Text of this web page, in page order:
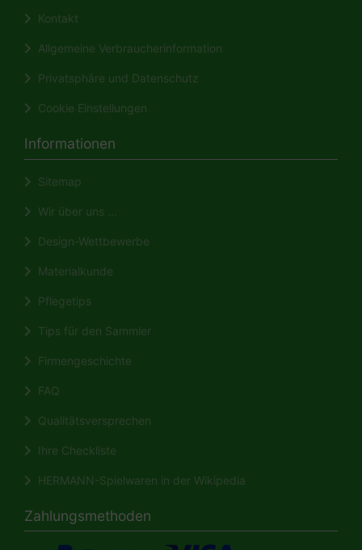
Kontakt
Allgemeine Verbraucherinformation
Privatsphäre und Datenschutz
Cookie Einstellungen
Informationen
Sitemap
Wir über uns ...
Design-Wettbewerbe
Materialkunde
Pflegetips
Tips für den Sammler
Firmengeschichte
FAQ
Qualitätsversprechen
Ihre Checkliste
HERMANN-Spielwaren in der Wikipedia
Zahlungsmethoden